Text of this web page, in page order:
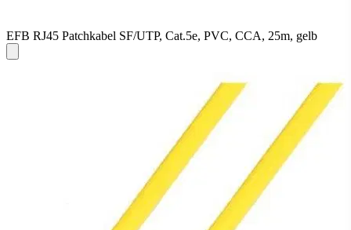
EFB RJ45 Patchkabel SF/UTP, Cat.5e, PVC, CCA, 25m, gelb